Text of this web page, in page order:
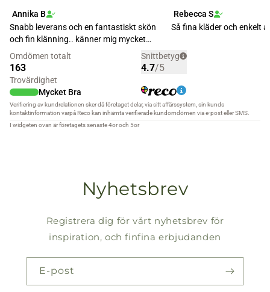
Nyhetsbrev
Registrera dig för vårt nyhetsbrev för
inspiration, och finfina erbjudanden
E-post